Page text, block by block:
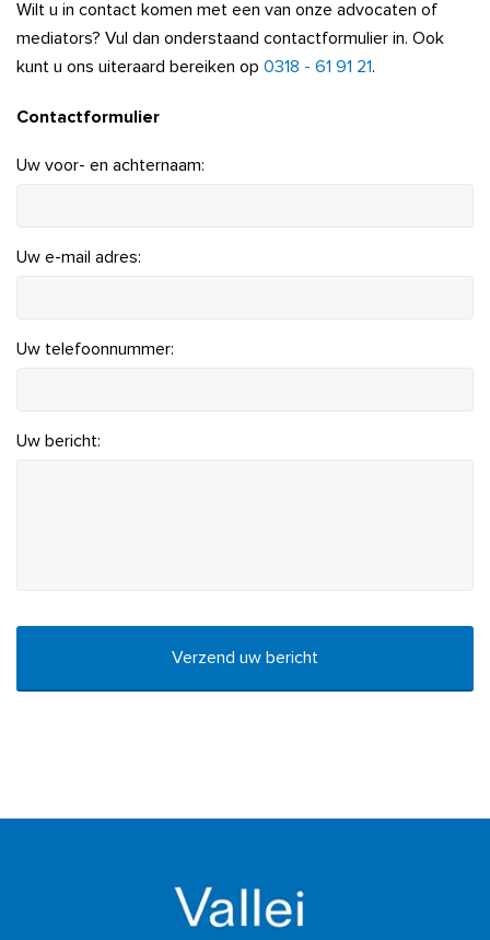
Wilt u in contact komen met een van onze advocaten of
mediators? Vul dan onderstaand contactformulier in. Ook
kunt u ons uiteraard bereiken op 0318 - 61 91 21.
Contactformulier
Uw voor- en achternaam:
Uw e-mail adres:
Uw telefoonnummer:
Uw bericht: